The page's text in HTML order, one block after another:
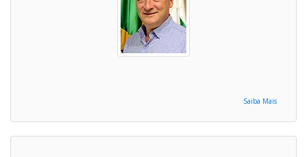
Saiba Mais